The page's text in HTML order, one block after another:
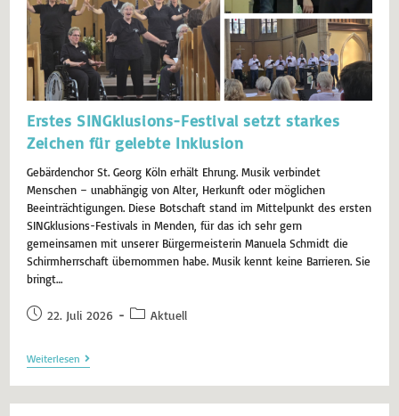
Erstes SINGklusions-Festival setzt starkes
Zeichen für gelebte Inklusion
Gebärdenchor St. Georg Köln erhält Ehrung. Musik verbindet
Menschen – unabhängig von Alter, Herkunft oder möglichen
Beeinträchtigungen. Diese Botschaft stand im Mittelpunkt des ersten
SINGklusions-Festivals in Menden, für das ich sehr gern
gemeinsamen mit unserer Bürgermeisterin Manuela Schmidt die
Schirmherrschaft übernommen habe. Musik kennt keine Barrieren. Sie
bringt…
22. Juli 2026 Aktuell
Weiterlesen